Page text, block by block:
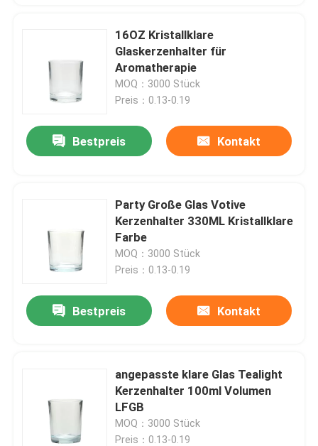
16OZ Kristallklare
Glaskerzenhalter für
Aromatherapie
MOQ：3000 Stück
Preis：0.13-0.19
Bestpreis Kontakt
Party Große Glas Votive
Kerzenhalter 330ML Kristallklare
Farbe
MOQ：3000 Stück
Preis：0.13-0.19
Bestpreis Kontakt
angepasste klare Glas Tealight
Kerzenhalter 100ml Volumen
LFGB
MOQ：3000 Stück
Preis：0.13-0.19